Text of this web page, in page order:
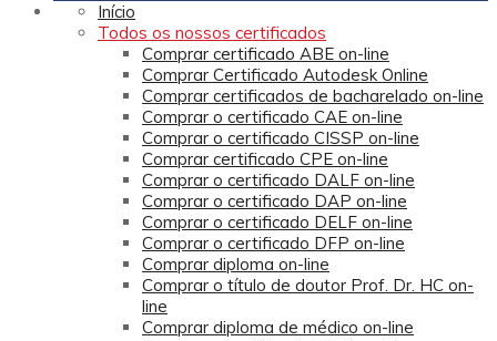
Início
Todos os nossos certificados
Comprar certificado ABE on-line
Comprar Certificado Autodesk Online
Comprar certificados de bacharelado on-line
Comprar o certificado CAE on-line
Comprar o certificado CISSP on-line
Comprar certificado CPE on-line
Comprar o certificado DALF on-line
Comprar o certificado DAP on-line
Comprar o certificado DELF on-line
Comprar o certificado DFP on-line
Comprar diploma on-line
Comprar o título de doutor Prof. Dr. HC on-
line
Comprar diploma de médico on-line